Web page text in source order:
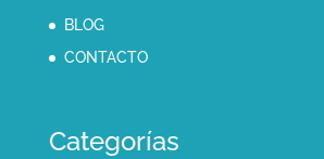
BLOG
CONTACTO
Categorías